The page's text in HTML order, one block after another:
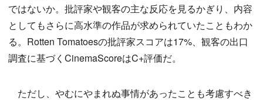
ではないか。批評家や観客の主な反応を見るかぎり、内容
としてもさらに高水準の作品が求められていたこともわか
る。Rotten Tomatoesの批評家スコアは17%、観客の出口
調査に基づくCinemaScoreはC+評価だ。
ただし、やむにやまれぬ事情があったことも考慮すべき